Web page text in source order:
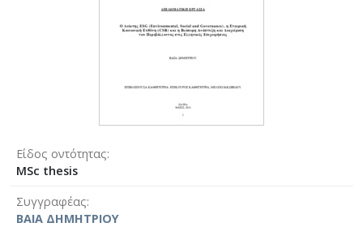
Είδος οντότητας
MSc thesis
Συγγραφέας
ΒΑΙΑ ΔΗΜΗΤΡΙΟΥ